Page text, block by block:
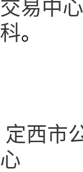
交易中
科。
定西市
心